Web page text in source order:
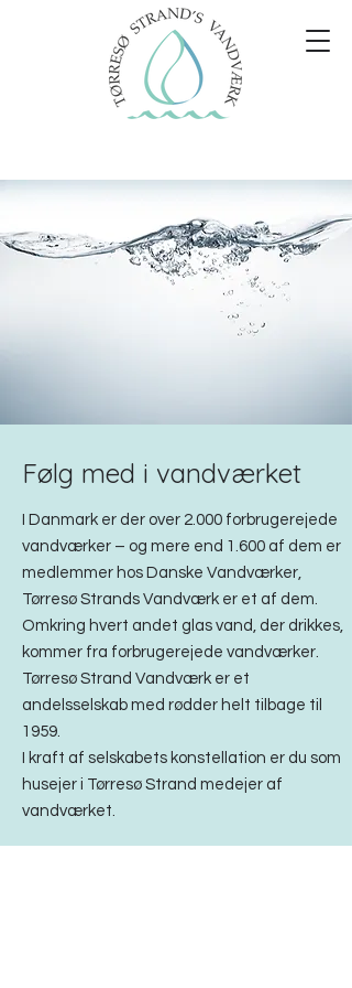
Følg med i vandværket
I Danmark er der over 2.000 forbrugerejede
vandværker – og mere end 1.600 af dem er
medlemmer hos Danske Vandværker,
Tørresø Strands Vandværk er et af dem.
Omkring hvert andet glas vand, der drikkes,
kommer fra forbrugerejede vandværker.
Tørresø Strand Vandværk er et
andelsselskab med rødder helt tilbage til
1959.
I kraft af selskabets konstellation er du som
husejer i Tørresø Strand medejer af
vandværket.